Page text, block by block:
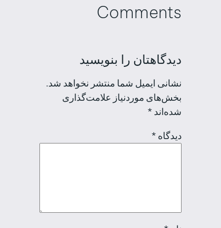
Comments
دیدگاهتان را بنویسید
نشانی ایمیل شما منتشر نخواهد شد.
بخش‌های موردنیاز علامت‌گذاری
شده‌اند *
دیدگاه *